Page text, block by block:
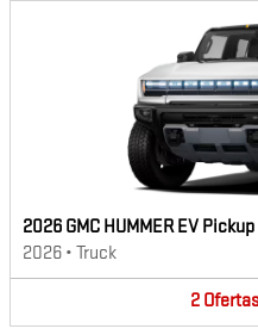
2026 GMC HUMMER EV
2026 • Truck
2 Ofertas